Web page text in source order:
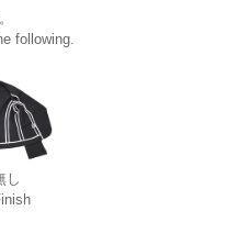
following.
し